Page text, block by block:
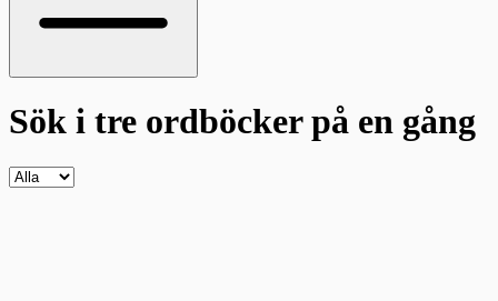
Sök i tre ordböckerpå en gång